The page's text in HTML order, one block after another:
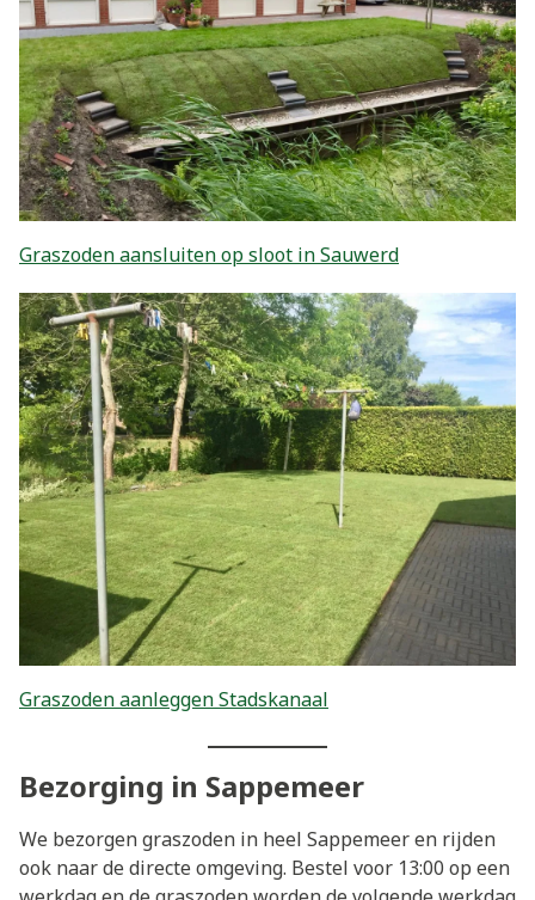
Graszoden aansluiten op sloot in Sauwerd
Graszoden aanleggen Stadskanaal
Bezorging in Sappemeer
We bezorgen graszoden in heel Sappemeer en rijden
ook naar de directe omgeving. Bestel voor 13:00 op een